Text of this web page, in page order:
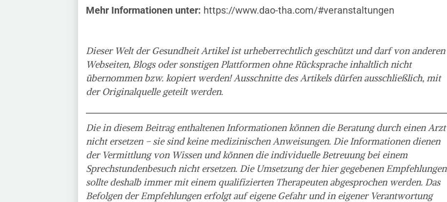
Mehr Informationen unter: https://www.dao-tha.com/#veranstaltungen
Dieser Welt der Gesundheit Artikel ist urheberrechtlich geschützt und darf von anderen
Webseiten, Blogs oder sonstigen Plattformen ohne Rücksprache inhaltlich nicht
übernommen bzw. kopiert werden! Ausschnitte des Artikels dürfen ausschließlich, mit
der Originalquelle geteilt werden.
Die in diesem Beitrag enthaltenen Informationen können die Beratung durch einen Arzt
nicht ersetzen – sie sind keine medizinischen Anweisungen. Die Informationen dienen
der Vermittlung von Wissen und können die individuelle Betreuung bei einem
Sprechstundenbesuch nicht ersetzen. Die Umsetzung der hier gegebenen Empfehlungen
sollte deshalb immer mit einem qualifizierten Therapeuten abgesprochen werden. Das
Befolgen der Empfehlungen erfolgt auf eigene Gefahr und in eigener Verantwortung